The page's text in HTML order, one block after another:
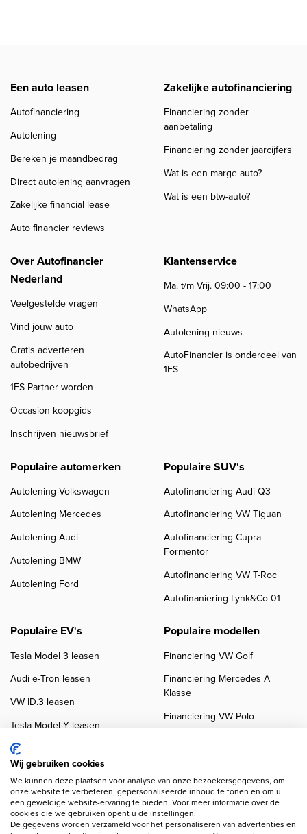
Een auto leasen
Autofinanciering
Autolening
Bereken je maandbedrag
Direct autolening aanvragen
Zakelijke financial lease
Auto financier reviews
Zakelijke autofinanciering
Financiering zonder
aanbetaling
Financiering zonder jaarcijfers
Wat is een marge auto?
Wat is een btw-auto?
Over Autofinancier
Nederland
Veelgestelde vragen
Vind jouw auto
Gratis adverteren
autobedrijven
1FS Partner worden
Occasion koopgids
Inschrijven nieuwsbrief
Klantenservice
Ma. t/m Vrij. 09:00 - 17:00
WhatsApp
Autolening nieuws
AutoFinancier is onderdeel van
1FS
Populaire automerken
Autolening Volkswagen
Autolening Mercedes
Autolening Audi
Autolening BMW
Autolening Ford
Populaire SUV's
Autofinanciering Audi Q3
Autofinanciering VW Tiguan
Autofinanciering Cupra
Formentor
Autofinanciering VW T-Roc
Autofinaniering Lynk&Co 01
Populaire EV's
Tesla Model 3 leasen
Audi e-Tron leasen
VW ID.3 leasen
Tesla Model Y leasen
VW ID.4 leasen
Populaire modellen
Financiering VW Golf
Financiering Mercedes A
Klasse
Financiering VW Polo
Wij gebruiken cookies
We kunnen deze plaatsen voor analyse van onze bezoekersgegevens, om
onze website te verbeteren, gepersonaliseerde inhoud te tonen en om u
een geweldige website-ervaring te bieden. Voor meer informatie over de
cookies die we gebruiken opent u de instellingen.
De gegevens worden verzameld voor het personaliseren van advertenties en